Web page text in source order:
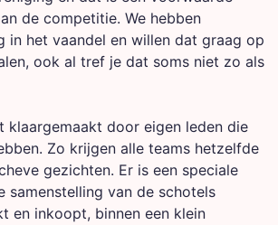
de competitie. We hebben
in het vaandel en willen dat graag op
ook al tref je dat soms niet zo als
klaargemaakt door eigen leden die
Zo krijgen alle teams hetzelfde
gezichten. Er is een speciale
samenstelling van de schotels
en inkoopt, binnen een klein